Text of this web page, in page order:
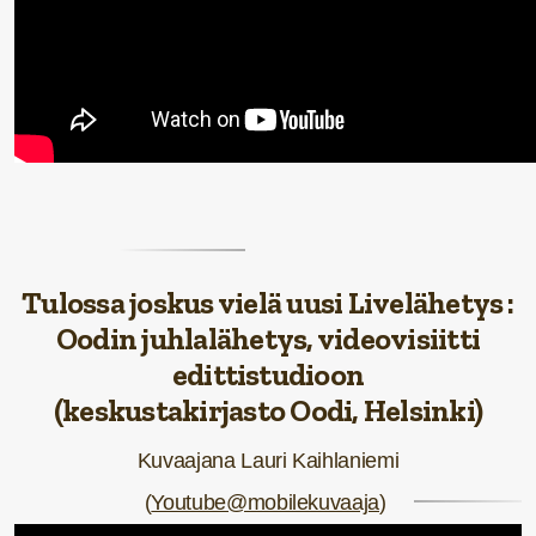
Tulossa joskus vielä uusi Livelähetys :
Oodin juhlalähetys, videovisiitti
edittistudioon
(keskustakirjasto Oodi, Helsinki)
Kuvaajana Lauri Kaihlaniemi
(Youtube@mobilekuvaaja)